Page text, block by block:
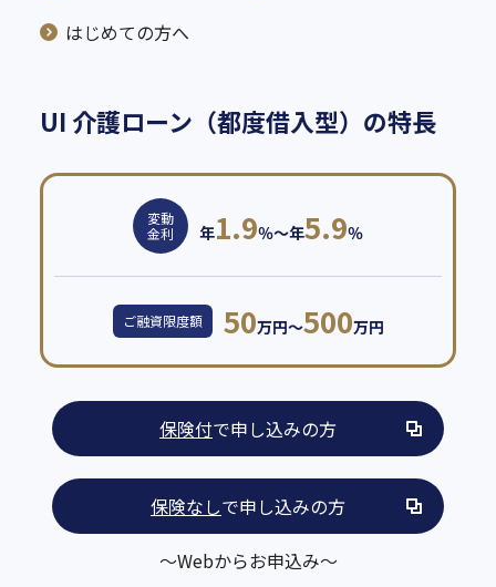
はじめての方へ
UI 介護ローン（都度借入型）の特長
変動
金利
年1.9％～年5.9％
ご融資限度額 50万円～500万円
保険付で申し込みの方
保険なしで申し込みの方
～Webからお申込み～